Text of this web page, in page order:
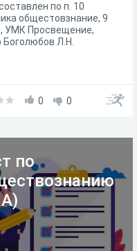
по п. 10
общестовзнание, 9
УМК Просвещение,
Боголюбов Л.Н.
0 0
по